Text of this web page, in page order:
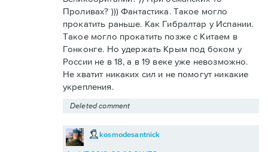
Проливах? ))) Фантастика. Такое могло
прокатить раньше. Как Гибралтар у Испании.
Такое могло прокатить позже с Китаем в
Гонконге. Но удержать Крым под боком у
России не в 18, а в 19 веке уже невозможно.
Не хватит никаких сил и не помогут никакие
укрепления.
Deleted comment
kosmodesantnick